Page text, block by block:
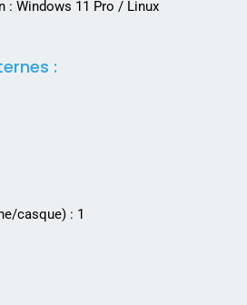
: Windows 11 Pro / Linux
:
casque) : 1